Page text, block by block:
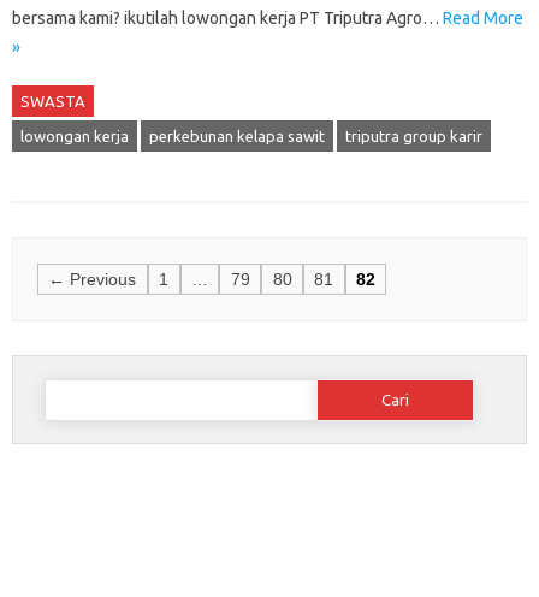
bersama kami? ikutilah lowongan kerja PT Triputra Agro… Read More
»
SWASTA
lowongan kerja perkebunan kelapa sawit triputra group karir
Posts
← Previous 1 79 80 81 82
Cari